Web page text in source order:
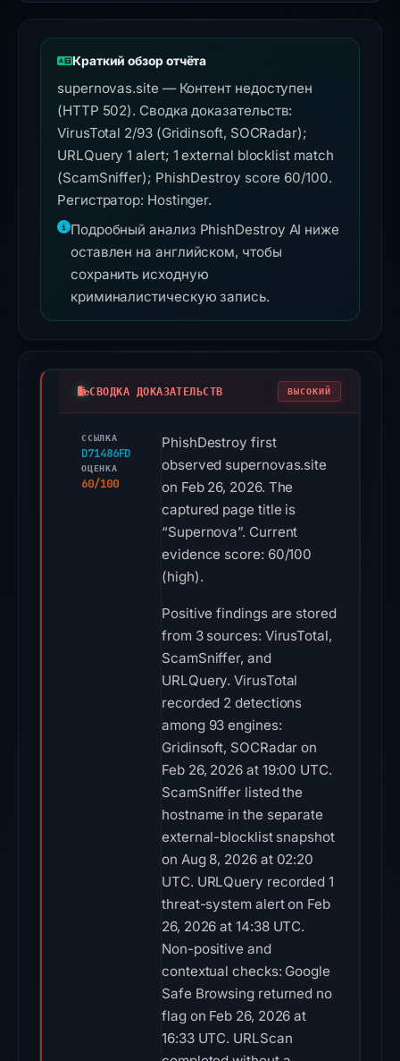
Краткий обзор отчёта
supernovas.site — Контент недоступен
(HTTP 502). Сводка доказательств:
VirusTotal 2/93 (Gridinsoft, SOCRadar);
URLQuery 1 alert; 1 external blocklist match
(ScamSniffer); PhishDestroy score 60/100.
Регистратор: Hostinger.
Подробный анализ PhishDestroy AI ниже
оставлен на английском, чтобы
сохранить исходную
криминалистическую запись.
СВОДКА ДОКАЗАТЕЛЬСТВ ВЫСОКИЙ
ССЫЛКА
D71486FD
ОЦЕНКА
60/100
PhishDestroy first
observed supernovas.site
on Feb 26, 2026. The
captured page title is
“Supernova”. Current
evidence score: 60/100
(high).
Positive findings are stored
from 3 sources: VirusTotal,
ScamSniffer, and
URLQuery. VirusTotal
recorded 2 detections
among 93 engines:
Gridinsoft, SOCRadar on
Feb 26, 2026 at 19:00 UTC.
ScamSniffer listed the
hostname in the separate
external-blocklist snapshot
on Aug 8, 2026 at 02:20
UTC. URLQuery recorded 1
threat-system alert on Feb
26, 2026 at 14:38 UTC.
Non-positive and
contextual checks: Google
Safe Browsing returned no
flag on Feb 26, 2026 at
16:33 UTC. URLScan